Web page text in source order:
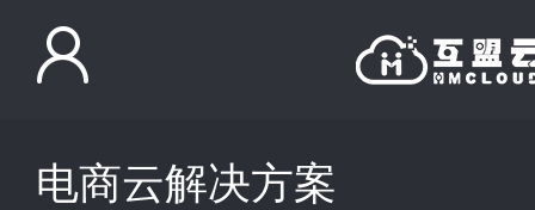
电商云解决方案